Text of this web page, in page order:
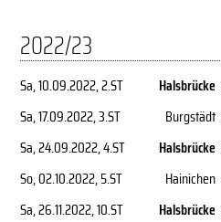
2022/23
Sa, 10.09.2022, 2.ST Halsbrücke
Sa, 17.09.2022, 3.ST Burgstädt
Sa, 24.09.2022, 4.ST Halsbrücke
So, 02.10.2022, 5.ST Hainichen
Sa, 26.11.2022, 10.ST Halsbrücke